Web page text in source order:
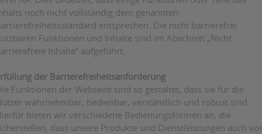
noch nicht vollständig dem genannten
entsprechen. Die nicht barrierefrei
Funktionen und Inhalte sind im Abschnitt „Nicht
Inhalte“ aufgeführt.
der Barrierefreiheitsanforderung
Funktionen der Webseite sind so gestaltet, dass sie für die
wahrnehmbar, bedienbar, verständlich und robust sind.
bieten wir verschiedene Bedienungsformen an, die
dass unsere Produkte und Dienstleistungen auch